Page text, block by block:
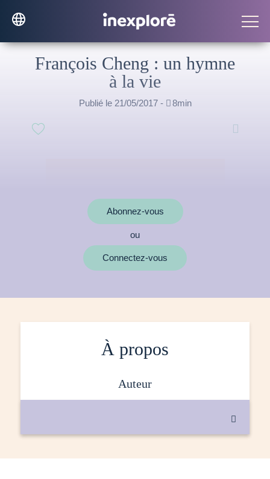
François Cheng : un hymne
à la vie
Publié le 21/05/2017 - 8min

Abonnez-vous
ou
Connectez-vous
À propos
auteur
